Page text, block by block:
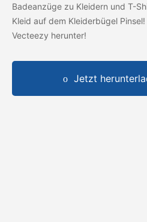
Badeanzüge zu Kleidern und T-
Kleid auf dem Kleiderbügel
Vecteezy herunter!
Jetzt